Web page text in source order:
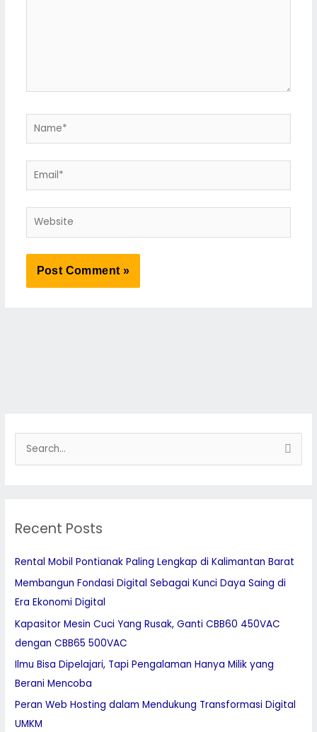
Name*
Email*
Website
c
f
o
r
:
Recent Posts
Rental Mobil Pontianak Paling Lengkap di Kalimantan Barat
Membangun Fondasi Digital Sebagai Kunci Daya Saing di
Era Ekonomi Digital
Kapasitor Mesin Cuci Yang Rusak, Ganti CBB60 450VAC
dengan CBB65 500VAC
Ilmu Bisa Dipelajari, Tapi Pengalaman Hanya Milik yang
Berani Mencoba
Peran Web Hosting dalam Mendukung Transformasi Digital
UMKM